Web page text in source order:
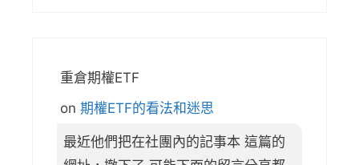
重倉期權ETF
on 期權ETF的看法和迷思
最近他們把在社團內的記事本 這篇的